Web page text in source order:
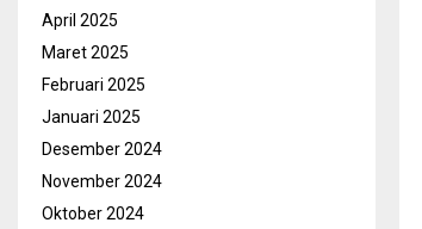
April 2025
Maret 2025
Februari 2025
Januari 2025
Desember 2024
November 2024
Oktober 2024